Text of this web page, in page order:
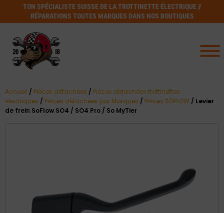
TON SPÉCIALISTE SUISSE DE LA TROTTINETTE ÉLECTRIQUE //
RÉPARATIONS TOUTES MARQUES DANS NOS BOUTIQUES
Accueil / Pièces détachées / Pièces détachées trottinettes
électriques / Pièces détachées par Marques / Pièces SOFLOW / Levier
de frein SoFlow SO4 / SO4 Pro / So MyTier